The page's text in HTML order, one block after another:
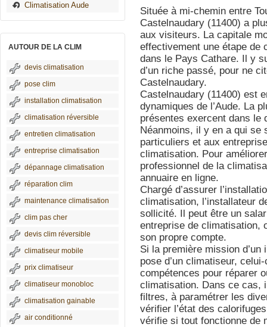
Climatisation Aude
AUTOUR DE LA CLIM
devis climatisation
pose clim
installation climatisation
climatisation réversible
entretien climatisation
entreprise climatisation
dépannage climatisation
réparation clim
maintenance climatisation
clim pas cher
devis clim réversible
climatiseur mobile
prix climatiseur
climatiseur monobloc
climatisation gainable
air conditionné
Située à mi-chemin entre
Castelnaudary (11400) a
aux visiteurs. La capitale
effectivement une étape de
dans le Pays Cathare. Il y
d’un riche passé, pour ne
Castelnaudary.
Castelnaudary (11400) est
dynamiques de l’Aude. La
présentes exercent dans le
Néanmoins, il y en a qui
particuliers et aux
climatisation. Pour
professionnel de la
annuaire en ligne.
Chargé d’assurer
climatisation, l’installateur
sollicité. Il peut être un
entreprise de climatisation,
son propre compte.
Si la première mission
pose d’un climatiseur,
compétences pour réparer
climatisation. Dans ce cas,
filtres, à paramétrer les
vérifier l’état des
vérifie si tout fonctionne de